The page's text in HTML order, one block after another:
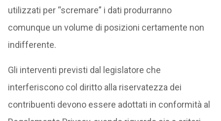
utilizzati per “scremare” i dati produrranno
comunque un volume di posizioni certamente non
indifferente.
Gli interventi previsti dal legislatore che
interferiscono col diritto alla riservatezza dei
contribuenti devono essere adottati in conformità al